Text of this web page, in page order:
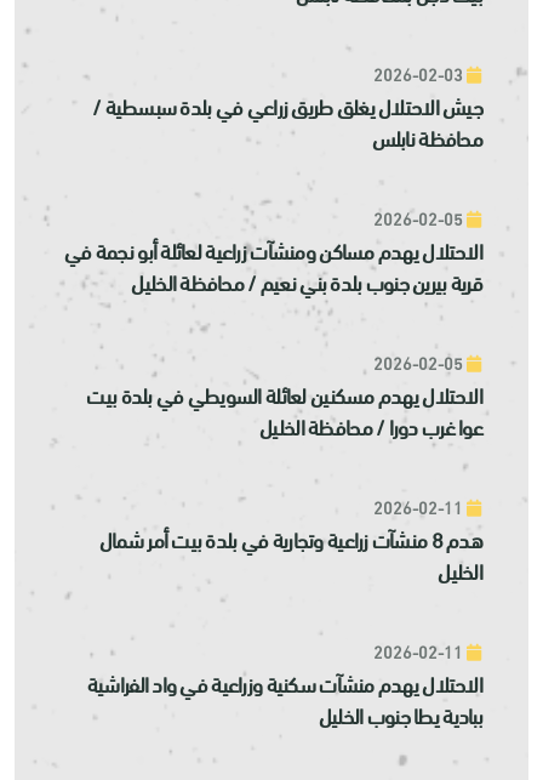
جيش الاحتلال يغلق طريق زراعي في بلدة سبسطية /
محافظة نابلس
الاحتلال يهدم مساكن ومنشآت زراعية لعائلة أبو نجمة في
قرية بيرين جنوب بلدة بني نعيم / محافظة الخليل
الاحتلال يهدم مسكنين لعائلة السويطي في بلدة بيت
عوا غرب دورا / محافظة الخليل
هدم 8 منشآت زراعية وتجارية في بلدة بيت أمر شمال
الخليل
الاحتلال يهدم منشآت سكنية وزراعية في واد الفراشية
ببادية يطا جنوب الخليل